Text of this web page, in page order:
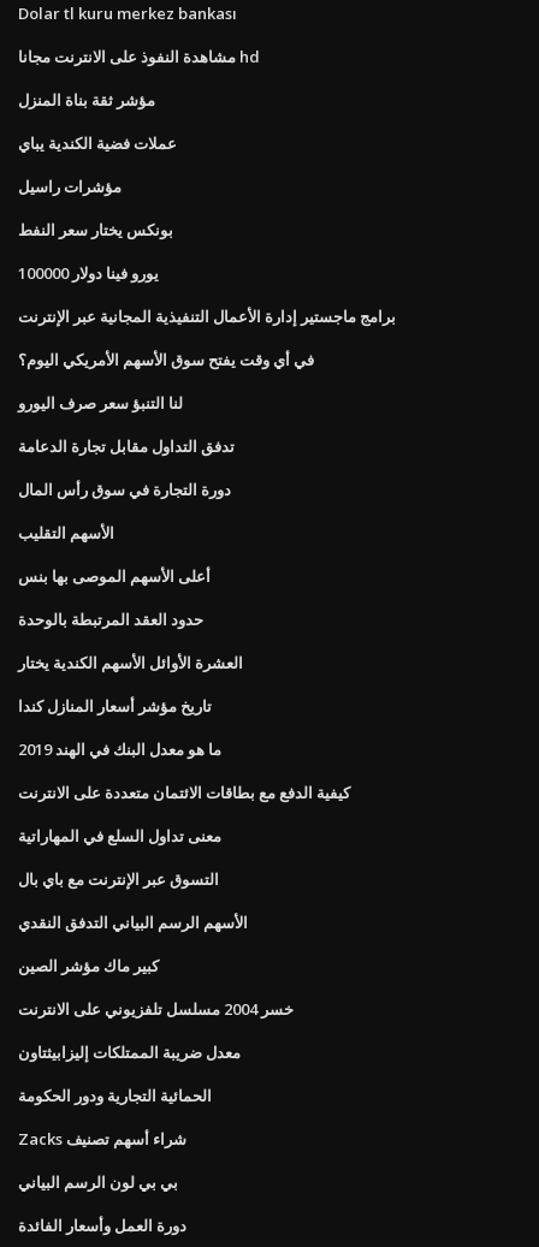
Dolar tl kuru merkez bankası
مشاهدة النفوذ على الانترنت مجانا hd
مؤشر ثقة بناة المنزل
عملات فضية الكندية يباي
مؤشرات راسيل
بونكس يختار سعر النفط
100000 يورو فينا دولار
برامج ماجستير إدارة الأعمال التنفيذية المجانية عبر الإنترنت
في أي وقت يفتح سوق الأسهم الأمريكي اليوم؟
لنا التنبؤ سعر صرف اليورو
تدفق التداول مقابل تجارة الدعامة
دورة التجارة في سوق رأس المال
الأسهم التقليب
أعلى الأسهم الموصى بها بنس
حدود العقد المرتبطة بالوحدة
العشرة الأوائل الأسهم الكندية يختار
تاريخ مؤشر أسعار المنازل كندا
ما هو معدل البنك في الهند 2019
كيفية الدفع مع بطاقات الائتمان متعددة على الانترنت
معنى تداول السلع في المهاراتية
التسوق عبر الإنترنت مع باي بال
الأسهم الرسم البياني التدفق النقدي
كبير ماك مؤشر الصين
خسر 2004 مسلسل تلفزيوني على الانترنت
معدل ضريبة الممتلكات إليزابيثتاون
الحمائية التجارية ودور الحكومة
Zacks شراء أسهم تصنيف
بي بي لون الرسم البياني
دورة العمل وأسعار الفائدة